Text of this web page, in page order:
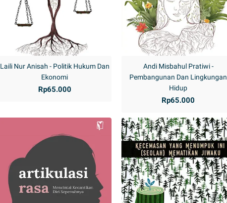
Laili Nur Anisah - Politik Hukum Dan
Ekonomi
Rp65.000
Andi Misbahul Pratiwi -
Pembangunan Dan Lingkungan
Hidup
Rp65.000